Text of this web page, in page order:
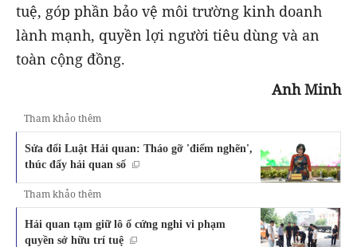
tuệ, góp phần bảo vệ môi trường kinh doanh
lành mạnh, quyền lợi người tiêu dùng và an
toàn cộng đồng.
Anh Minh
Tham khảo thêm
Sửa đổi Luật Hải quan: Tháo gỡ 'điểm nghẽn',
thúc đẩy hải quan số
Tham khảo thêm
Hải quan tạm giữ lô ổ cứng nghi vi phạm
quyền sở hữu trí tuệ